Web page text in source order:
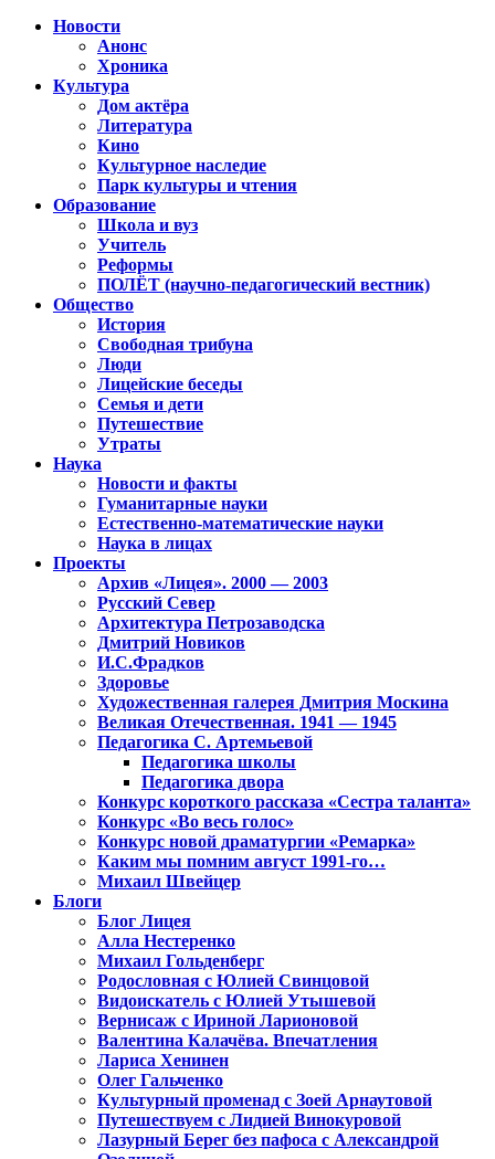
Новости
Анонс
Хроника
Культура
Дом актёра
Литература
Кино
Культурное наследие
Парк культуры и чтения
Образование
Школа и вуз
Учитель
Реформы
ПОЛЁТ (научно-педагогический вестник)
Общество
История
Свободная трибуна
Люди
Лицейские беседы
Семья и дети
Путешествие
Утраты
Наука
Новости и факты
Гуманитарные науки
Естественно-математические науки
Наука в лицах
Проекты
Архив «Лицея». 2000 — 2003
Русский Север
Архитектура Петрозаводска
Дмитрий Новиков
И.С.Фрадков
Здоровье
Художественная галерея Дмитрия Москина
Великая Отечественная. 1941 — 1945
Педагогика С. Артемьевой
Педагогика школы
Педагогика двора
Конкурс короткого рассказа «Сестра таланта»
Конкурс «Во весь голос»
Конкурс новой драматургии «Ремарка»
Каким мы помним август 1991-го…
Михаил Швейцер
Блоги
Блог Лицея
Алла Нестеренко
Михаил Гольденберг
Родословная с Юлией Свинцовой
Видоискатель с Юлией Утышевой
Вернисаж с Ириной Ларионовой
Валентина Калачёва. Впечатления
Лариса Хенинен
Олег Гальченко
Культурный променад с Зоей Арнаутовой
Путешествуем с Лидией Винокуровой
Лазурный Берег без пафоса с Александрой